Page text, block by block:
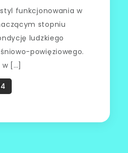
funkcjonowania w
stopniu
ludzkiego
powięziowego.
[…]